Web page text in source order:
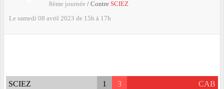
8ème journée / Contre SCIEZ
Le samedi 08 avril 2023 de 15h à 17h
SCIEZ 1 3 CAB